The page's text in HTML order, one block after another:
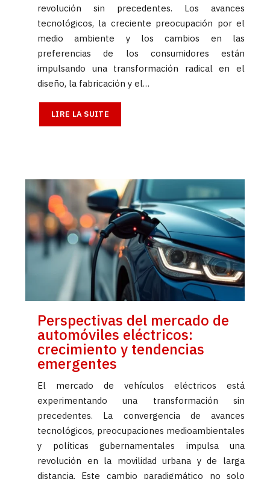
revolución sin precedentes. Los avances
tecnológicos, la creciente preocupación por el
medio ambiente y los cambios en las
preferencias de los consumidores están
impulsando una transformación radical en el
diseño, la fabricación y el…
LIRE LA SUITE
Perspectivas del mercado de
automóviles eléctricos:
crecimiento y tendencias
emergentes
El mercado de vehículos eléctricos está
experimentando una transformación sin
precedentes. La convergencia de avances
tecnológicos, preocupaciones medioambientales
y políticas gubernamentales impulsa una
revolución en la movilidad urbana y de larga
distancia. Este cambio paradigmático no solo